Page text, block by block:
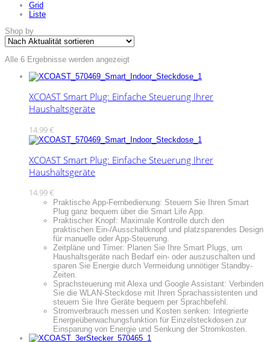
Grid
Liste
Shop by
Alle 6 Ergebnisse werden angezeigtNach
sortiert
XCOAST Smart Plug: Einfache Steuerung Ihrer
Haushaltsgeräte
14.99€
XCOAST Smart Plug: Einfache Steuerung Ihrer
Haushaltsgeräte
14.99€
Praktische App-Fernbedienung: Steuern Sie Ihren Smart
Plug ganz bequem über die Smart Life App.
Praktischer Knopf: Maximale Kontrolle durch den
praktischen Ein-/Ausschaltknopf und platzsparendes Design
für manuelle oder App-Steuerung.
Zeitpläne und Timer: Planen Sie Ihre Smart Plugs, um
Haushaltsgeräte nach Bedarf ein- oder auszuschalten und
sparen Sie Energie durch Vermeidung unnötiger Standby-
Zeiten.
Sprachsteuerung mit Alexa und Google Assistant: Verbinden
Sie die WLAN-Steckdose mit Ihren Sprachassistenten und
steuern Sie Ihre Geräte bequem per Sprachbefehl.
Stromverbrauch messen und Kosten senken: Integrierte
Energieüberwachungsfunktion für Einzelsteckdosen zur
Einsparung von Energie und Senkung der Stromkosten.